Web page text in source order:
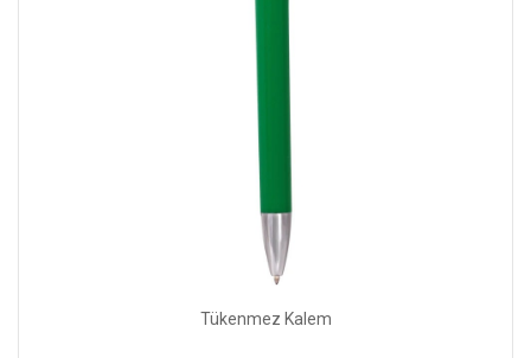
Tükenmez Kalem